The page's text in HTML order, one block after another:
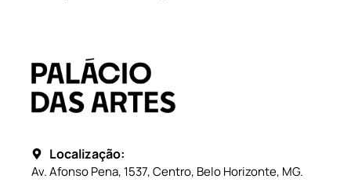
Localização:
Av. Afonso Pena, 1537, Centro, Belo Horizonte, MG.